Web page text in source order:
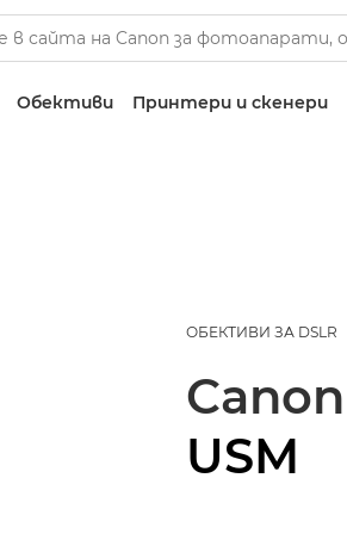
Обективи Принтери и скенери
ОБЕКТИВИ ЗА DSLR
Canon
USM